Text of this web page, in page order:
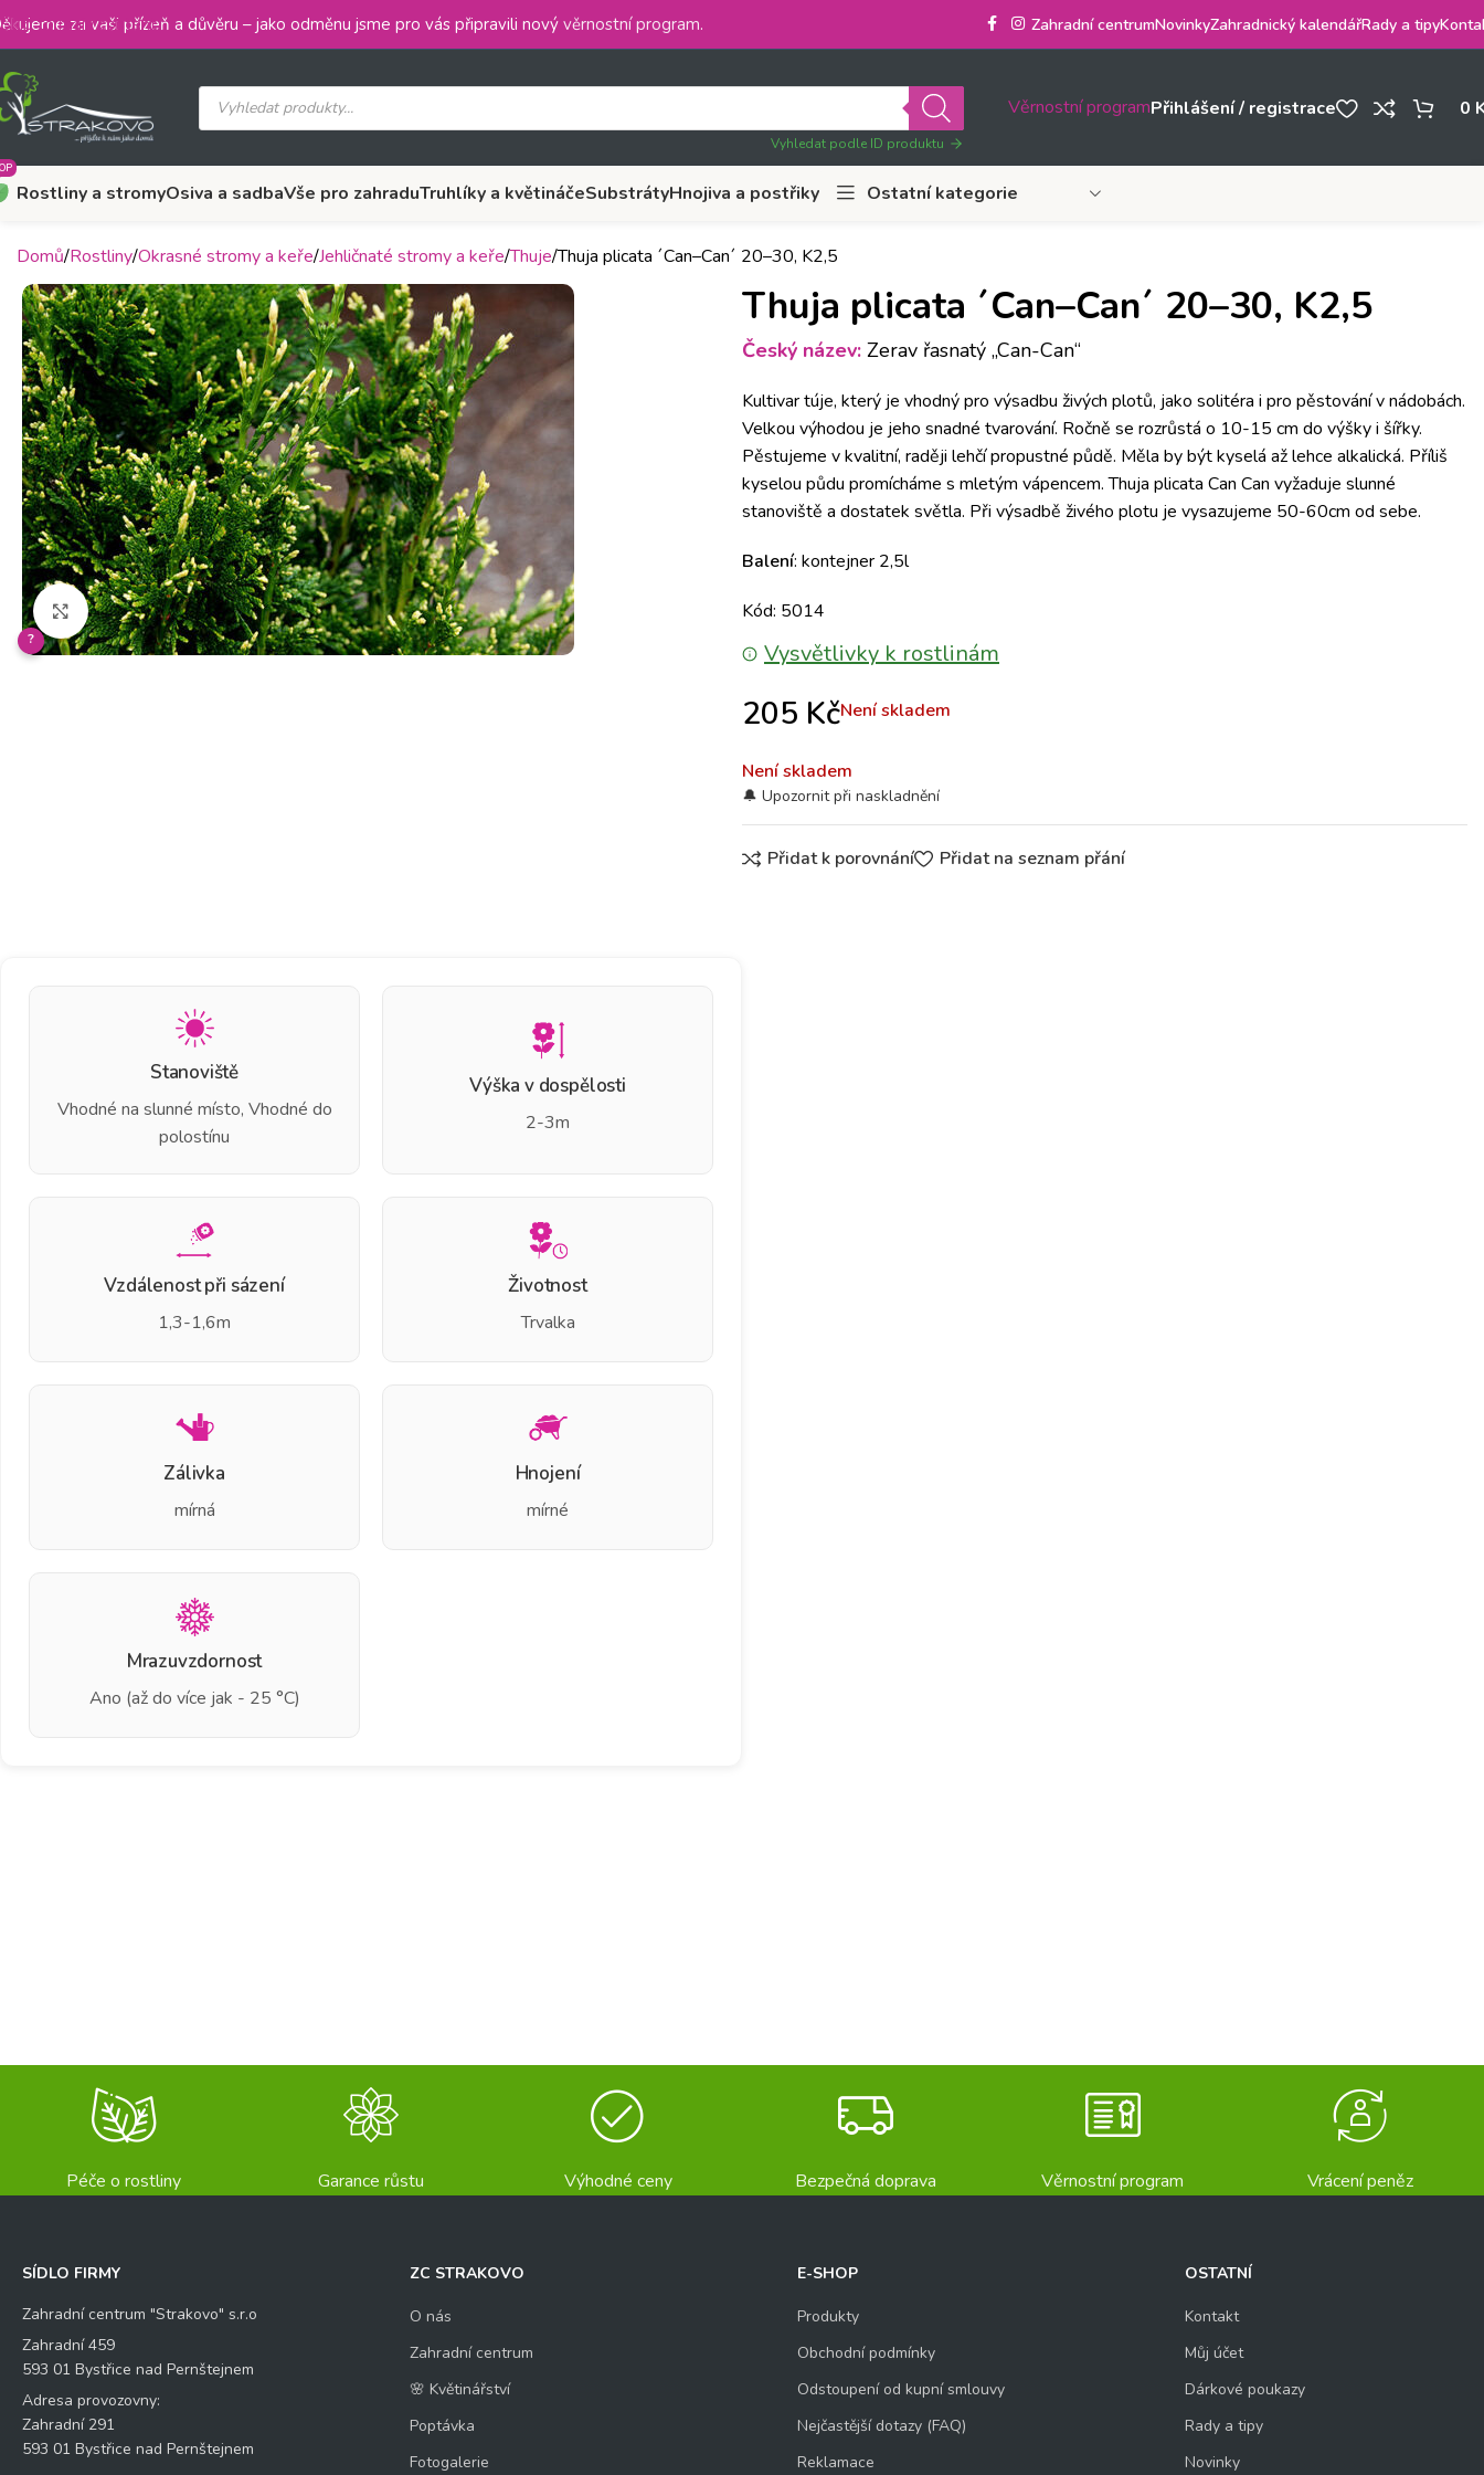
Skip to main content
za vaši přízeň a důvěru – jako odměnu jsme pro vás připravili nový věrnostní program. Zahradní centrumNovinkyZahradnický kalendářRady a tipy
Vyhledat podle ID produktu
Věrnostní programPřihlášení / registrace 0
Rostliny a stromyOsiva a sadbaVše pro zahraduTruhlíky a květináčeSubstrátyHnojiva a postřiky Ostatní kategorie
Domů Rostliny Okrasné stromy a keře Jehličnaté stromy a keře Thuje Thuja plicata ´Can–Can´ 20–30, K2,5
Klikněte pro zvětšení
?
Thuja plicata ´Can–Can´ 20–30, K2,5
Český název:Zerav řasnatý „Can-Can“
Kultivar túje, který je vhodný pro výsadbu živých plotů, jako solitéra i pro pěstování v nádobách.
Velkou výhodou je jeho snadné tvarování. Ročně se rozrůstá o 10-15 cm do výšky i šířky.
Pěstujeme v kvalitní, raději lehčí propustné půdě. Měla by být kyselá až lehce alkalická. Příliš
kyselou půdu promícháme s mletým vápencem. Thuja plicata Can Can vyžaduje slunné
stanoviště a dostatek světla. Při výsadbě živého plotu je vysazujeme 50-60cm od sebe.
Balení: kontejner 2,5l
Kód: 5014
Vysvětlivky k rostlinám
205 KčNení skladem
Není skladem
Přidat k porovnání Přidat na seznam přání
Stanoviště
Vhodné na slunné místo, Vhodné do
polostínu
Výška v dospělosti
2-3m
Vzdálenost při sázení
1,3-1,6m
Životnost
Trvalka
Zálivka
mírná
Hnojení
mírné
Mrazuvzdornost
Ano (až do více jak - 25 °C)
Péče o rostliny Garance růstu Výhodné ceny Bezpečná doprava Věrnostní program Vrácení peněz
SÍDLO FIRMY
Zahradní centrum "Strakovo" s.r.o
Zahradní 459
593 01 Bystřice nad Pernštejnem
Adresa provozovny:
Zahradní 291
593 01 Bystřice nad Pernštejnem
ZC STRAKOVO
O nás
Zahradní centrum
🌸 Květinářství
Poptávka
Fotogalerie
E-SHOP
Produkty
Obchodní podmínky
Odstoupení od kupní smlouvy
Nejčastější dotazy (FAQ)
Reklamace
OSTATNÍ
Kontakt
Můj účet
Dárkové poukazy
Rady a tipy
Novinky